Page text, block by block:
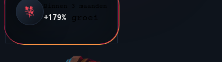
Binnen 3 maanden
+179%groei